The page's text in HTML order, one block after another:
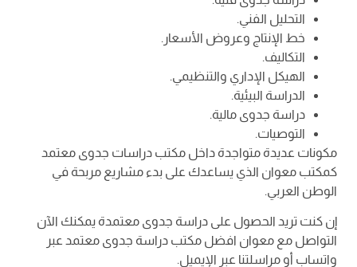
التحليل الفني.
خط الإنتاج وعروض الأسعار.
التكاليف.
الهيكل الإداري والتنظيمي.
الدراسة البيئية.
دراسة جدوى مالية.
التوصيات.
مكونات عديدة متواجدة داخل مكتب دراسات جدوى معتمد
كمكتب معوان الذي يساعدك على بدء مشاريع مربحة في
الوطن العربي.
إن كنت تريد الحصول على دراسة جدوى معتمدة يمكنك الآن
التواصل مع معوان افضل مكتب دراسة جدوى معتمد عبر
واتساب أو مراسلتنا عبر الإيميل.